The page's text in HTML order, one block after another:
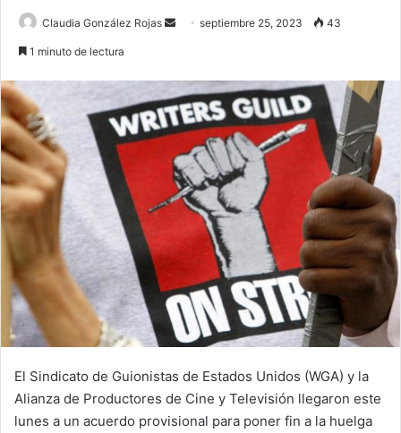
Claudia González Rojas
Sendseptiembre 25, 2023 43
1 minuto de lectura
El Sindicato de Guionistas de Estados Unidos (WGA) y la
Alianza de Productores de Cine y Televisión llegaron este
lunes a un acuerdo provisional para poner fin a la huelga